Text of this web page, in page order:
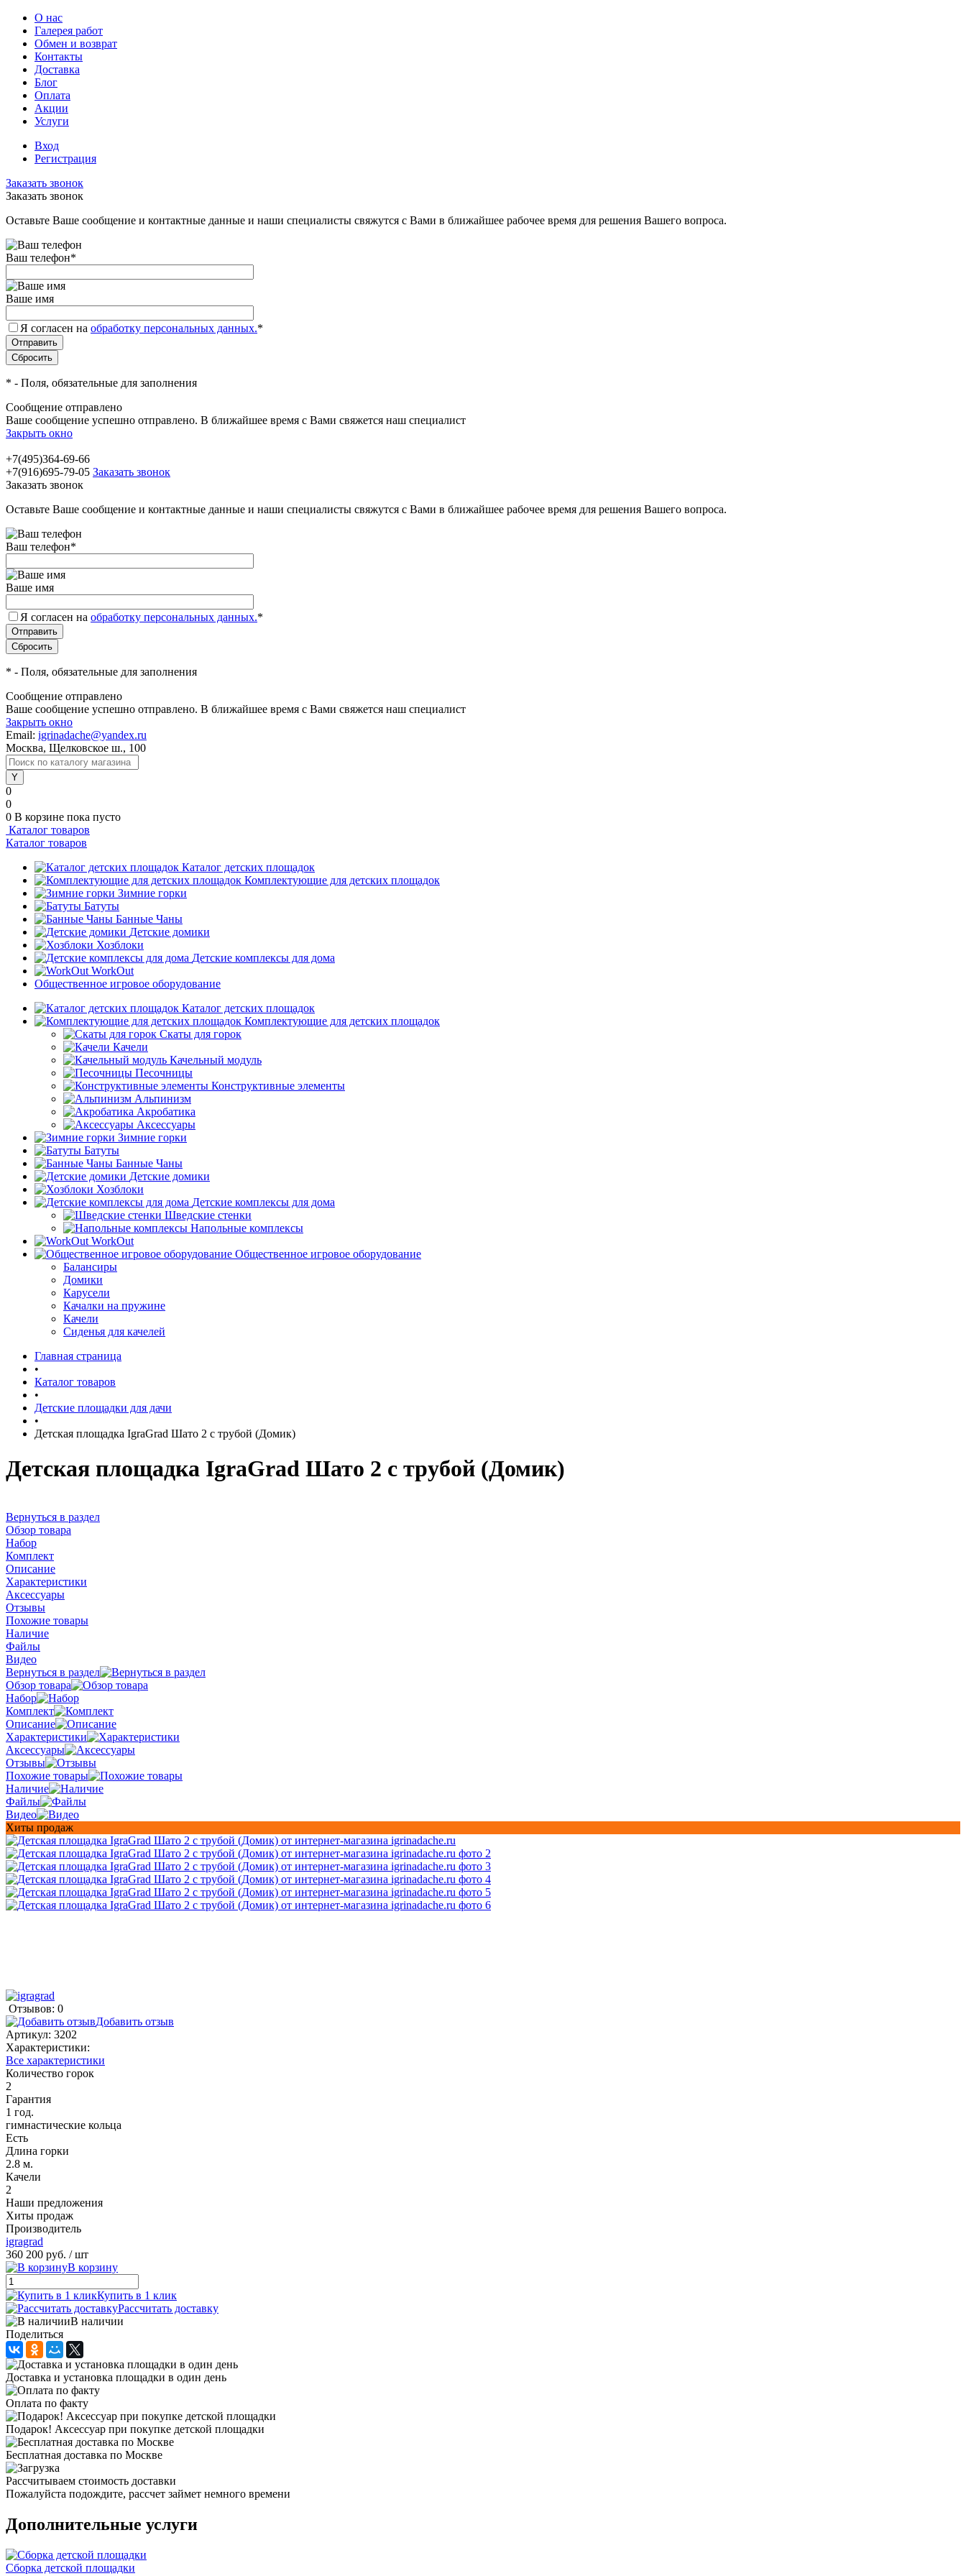
О нас
Галерея работ
Обмен и возврат
Контакты
Доставка
Блог
Оплата
Акции
Услуги
Вход
Регистрация
Заказать звонок
Заказать звонок
Оставьте Ваше сообщение и контактные данные и наши специалисты свяжутся с Вами в ближайшее рабочее время для решения Вашего вопроса.
Ваш телефон*
Ваше имя
Я согласен на обработку персональных данных.*
* - Поля, обязательные для заполнения
Сообщение отправлено
Ваше сообщение успешно отправлено. В ближайшее время с Вами свяжется наш специалист
Закрыть окно
+7(495)364-69-66
+7(916)695-79-05 Заказать звонок
Заказать звонок
Оставьте Ваше сообщение и контактные данные и наши специалисты свяжутся с Вами в ближайшее рабочее время для решения Вашего вопроса.
Ваш телефон*
Ваше имя
Я согласен на обработку персональных данных.*
* - Поля, обязательные для заполнения
Сообщение отправлено
Ваше сообщение успешно отправлено. В ближайшее время с Вами свяжется наш специалист
Закрыть окно
Email: igrinadache@yandex.ru
Москва, Щелковское ш., 100
0
0
0 В корзине пока пусто
Каталог товаров
Каталог товаров
Каталог детских площадок
Комплектующие для детских площадок
Зимние горки
Батуты
Банные Чаны
Детские домики
Хозблоки
Детские комплексы для дома
WorkOut
Общественное игровое оборудование
Каталог детских площадок
Комплектующие для детских площадок
Скаты для горок
Качели
Качельный модуль
Песочницы
Конструктивные элементы
Альпинизм
Акробатика
Аксессуары
Зимние горки
Батуты
Банные Чаны
Детские домики
Хозблоки
Детские комплексы для дома
Шведские стенки
Напольные комплексы
WorkOut
Общественное игровое оборудование
Балансиры
Домики
Карусели
Качалки на пружине
Качели
Сиденья для качелей
Главная страница
•
Каталог товаров
•
Детские площадки для дачи
•
Детская площадка IgraGrad Шато 2 с трубой (Домик)
Детская площадка IgraGrad Шато 2 с трубой (Домик)
Вернуться в раздел
Обзор товара
Набор
Комплект
Описание
Характеристики
Аксессуары
Отзывы
Похожие товары
Наличие
Файлы
Видео
Вернуться в раздел
Обзор товара
Набор
Комплект
Описание
Характеристики
Аксессуары
Отзывы
Похожие товары
Наличие
Файлы
Видео
Хиты продаж
Отзывов: 0
Добавить отзыв
Артикул: 3202
Характеристики:
Все характеристики
Количество горок
2
Гарантия
1 год.
гимнастические кольца
Есть
Длина горки
2.8 м.
Качели
2
Наши предложения
Хиты продаж
Производитель
igragrad
360 200 руб. / шт
В корзину
Купить в 1 клик
Рассчитать доставку
В наличии
Поделиться
Доставка и установка площадки в один день
Оплата по факту
Подарок! Аксессуар при покупке детской площадки
Бесплатная доставка по Москве
Рассчитываем стоимость доставки
Пожалуйста подождите, рассчет займет немного времени
Дополнительные услуги
Сборка детской площадки